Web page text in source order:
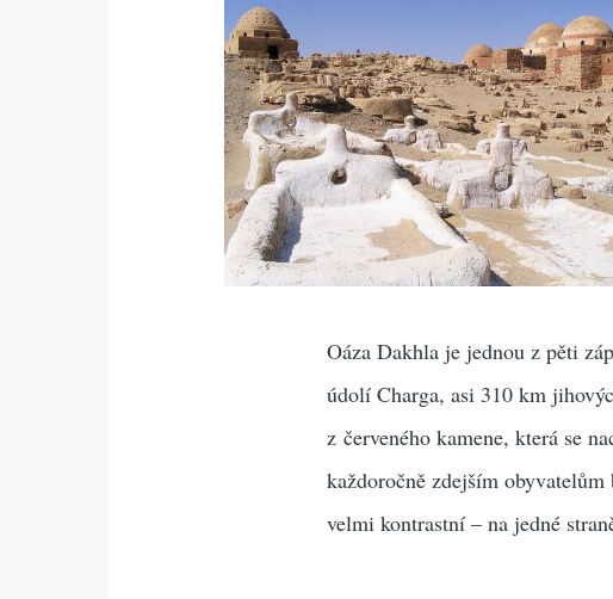
Oáza Dakhla je jednou z pěti
údolí Charga, asi 310 km
z červeného kamene, která se
každoročně zdejším
velmi kontrastní – na jedné